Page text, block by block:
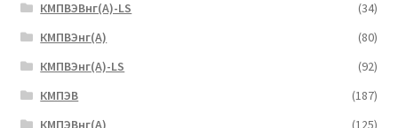
КМПВЭВнг(А)-LS
(34)
КМПВЭнг(А)
(80)
КМПВЭнг(А)-LS
(92)
КМПЭВ
(187)
КМПЭВнг(А)
(125)